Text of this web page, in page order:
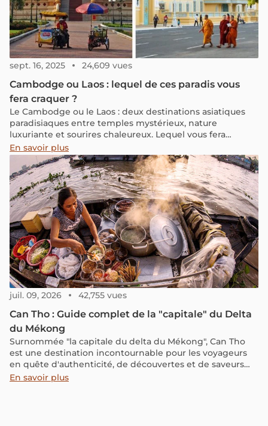
sept. 16, 2025 24,609 vues
Cambodge ou Laos : lequel de ces paradis vous
fera craquer ?
Le Cambodge ou le Laos : deux destinations asiatiques
paradisiaques entre temples mystérieux, nature
luxuriante et sourires chaleureux. Lequel vous fera
craquer ? Découvrez leurs atouts respectifs.
En savoir plus
juil. 09, 2026 42,755 vues
Can Tho : Guide complet de la "capitale" du Delta
du Mékong
Surnommée "la capitale du delta du Mékong", Can Tho
est une destination incontournable pour les voyageurs
en quête d'authenticité, de découvertes et de saveurs
exotiques. Alors, n'hésitez plus et plongez avec nous
En savoir plus